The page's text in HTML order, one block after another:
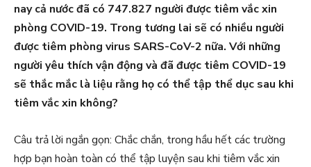
nay cả nước đã có 747.827 người được tiêm vắc xin
phòng COVID-19. Trong tương lai sẽ có nhiều người
được tiêm phòng virus SARS-CoV-2 nữa. Với những
người yêu thích vận động và đã được tiêm COVID-19
sẽ thắc mắc là liệu rằng họ có thể tập thể dục sau khi
tiêm vắc xin không?
Câu trả lời ngắn gọn: Chắc chắn, trong hầu hết các trường
hợp bạn hoàn toàn có thể tập luyện sau khi tiêm vắc xin